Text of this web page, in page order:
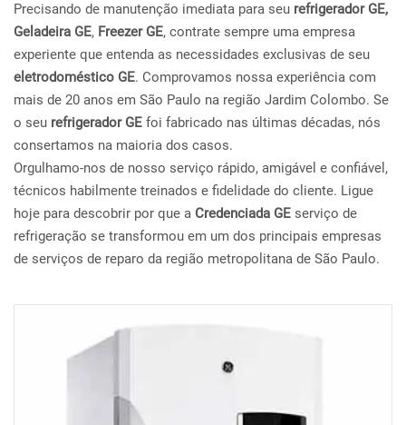
Precisando de manutenção imediata para seu refrigerador GE,
Geladeira GE, Freezer GE, contrate sempre uma empresa
experiente que entenda as necessidades exclusivas de seu
eletrodoméstico GE. Comprovamos nossa experiência com
mais de 20 anos em São Paulo na região Jardim Colombo. Se
o seu refrigerador GE foi fabricado nas últimas décadas, nós
consertamos na maioria dos casos.
Orgulhamo-nos de nosso serviço rápido, amigável e confiável,
técnicos habilmente treinados e fidelidade do cliente. Ligue
hoje para descobrir por que a Credenciada GE serviço de
refrigeração se transformou em um dos principais empresas
de serviços de reparo da região metropolitana de São Paulo.